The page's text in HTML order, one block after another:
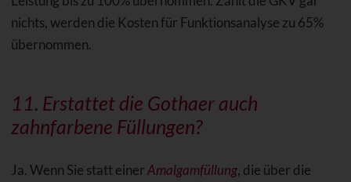
nichts, werden die Kosten für Funktionsanalyse zu 65%
übernommen.
11. Erstattet die Gothaer auch
zahnfarbene Füllungen?
Ja. Wenn Sie statt einerAmalgamfüllung, die über die